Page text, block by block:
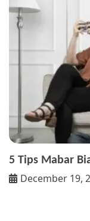
5 Tips Mabar
December 19,